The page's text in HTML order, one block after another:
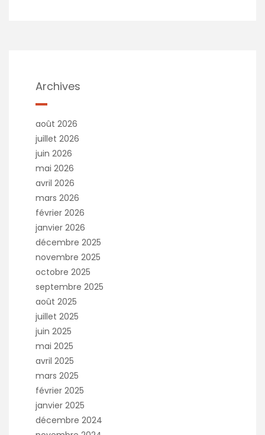
t
i
v
:
Archives
août 2026
juillet 2026
juin 2026
mai 2026
avril 2026
mars 2026
février 2026
janvier 2026
décembre 2025
novembre 2025
octobre 2025
septembre 2025
août 2025
juillet 2025
juin 2025
mai 2025
avril 2025
mars 2025
février 2025
janvier 2025
décembre 2024